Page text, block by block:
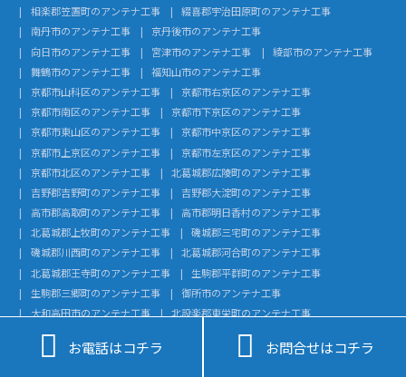
相楽郡笠置町のアンテナ工事
綴喜郡宇治田原町のアンテナ工事
南丹市のアンテナ工事
京丹後市のアンテナ工事
向日市のアンテナ工事
宮津市のアンテナ工事
綾部市のアンテナ工事
舞鶴市のアンテナ工事
福知山市のアンテナ工事
京都市山科区のアンテナ工事
京都市右京区のアンテナ工事
京都市南区のアンテナ工事
京都市下京区のアンテナ工事
京都市東山区のアンテナ工事
京都市中京区のアンテナ工事
京都市上京区のアンテナ工事
京都市左京区のアンテナ工事
京都市北区のアンテナ工事
北葛城郡広陵町のアンテナ工事
吉野郡吉野町のアンテナ工事
吉野郡大淀町のアンテナ工事
高市郡高取町のアンテナ工事
高市郡明日香村のアンテナ工事
北葛城郡上牧町のアンテナ工事
磯城郡三宅町のアンテナ工事
磯城郡川西町のアンテナ工事
北葛城郡河合町のアンテナ工事
北葛城郡王寺町のアンテナ工事
生駒郡平群町のアンテナ工事
生駒郡三郷町のアンテナ工事
御所市のアンテナ工事
大和高田市のアンテナ工事
北設楽郡東栄町のアンテナ工事
北設楽郡設楽町のアンテナ工事
額田郡幸田町のアンテナ工事
知多郡武豊町のアンテナ工事
知多郡美浜町のアンテナ工事
 お電話はコチラ  お問合せはコチラ